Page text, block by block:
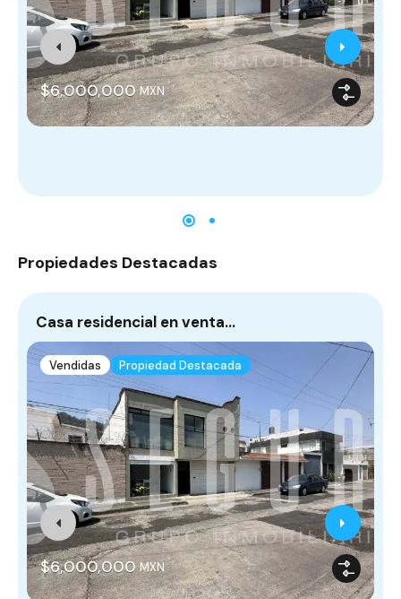
$6,000,000 MXN
Propiedades Destacadas
Casa residencial en venta…
Vendidas Propiedad Destacada
$6,000,000 MXN